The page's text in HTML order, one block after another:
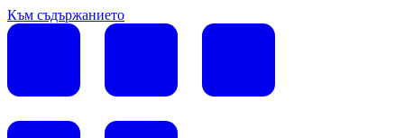
Към съдържанието